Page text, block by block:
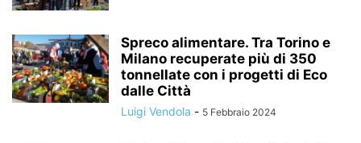
Spreco alimentare. Tra Torino e
Milano recuperate più di 350
tonnellate con i progetti di Eco
dalle Città
Luigi Vendola - 5 Febbraio 2024